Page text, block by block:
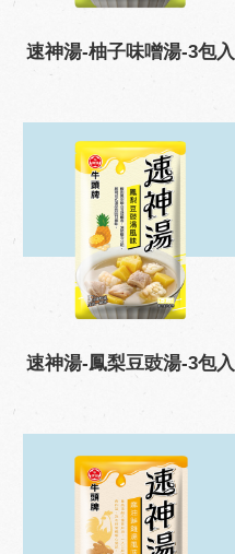
速神湯-柚子味噌湯-3包入
速神湯-鳳梨豆豉湯-3包入